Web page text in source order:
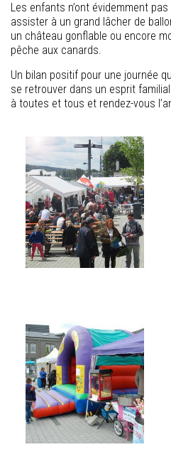
Les enfants n’ont évidemment
assister à un grand lâcher de
un château gonflable ou encore
pêche aux canards.
Un bilan positif pour une journée
se retrouver dans un esprit
à toutes et tous et rendez-vous